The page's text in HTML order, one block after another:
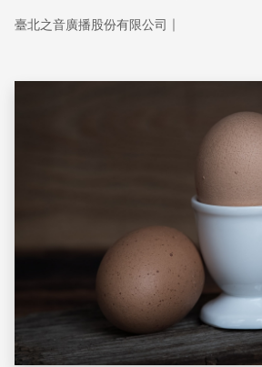
是致癌物質之一，倘若喝多了，對身
臺北之音廣播股份有限公司 ｜